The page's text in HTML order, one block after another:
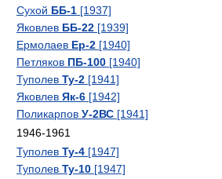
Сухой ББ-1 [1937]
Яковлев ББ-22 [1939]
Ермолаев Ер-2 [1940]
Петляков ПБ-100 [1940]
Туполев Ту-2 [1941]
Яковлев Як-6 [1942]
Поликарпов У-2ВС [1941]
1946-1961
Туполев Ту-4 [1947]
Туполев Ту-10 [1947]